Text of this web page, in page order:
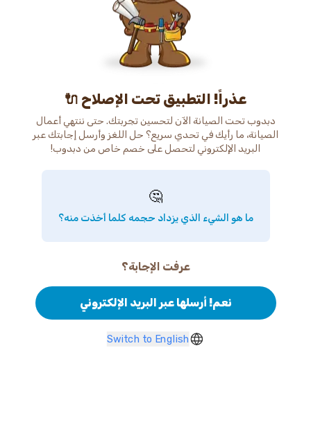
عذراً! التطبيق تحت الإصلاح 🔌
دبدوب تحت الصيانة الآن لتحسين تجربتك. حتى ننتهي أعمال
الصيانة، ما رأيك في تحدي سريع؟ حل اللغز وأرسل إجابتك عبر
البريد الإلكتروني لتحصل على خصم خاص من دبدوب!
🤔
ما هو الشيء الذي يزداد حجمه كلما أخذت منه؟
عرفت الإجابة؟
نعم! أرسلها عبر البريد الإلكتروني
Switch to English